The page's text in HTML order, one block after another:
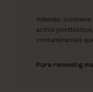
Además,
activo
contaminantes
Pure renewing